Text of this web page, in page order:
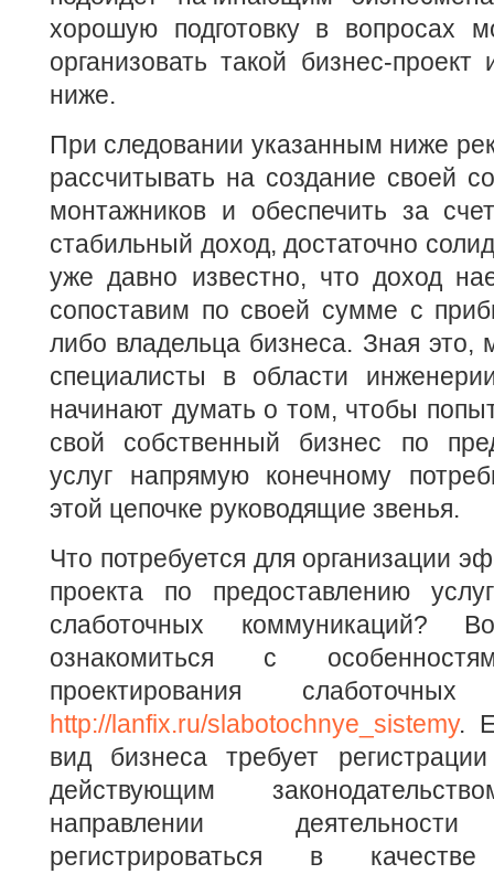
хорошую подготовку в вопросах
организовать такой бизнес-проект
ниже.
При следовании указанным ниже
рассчитывать на создание своей
монтажников и обеспечить за
стабильный доход, достаточно
уже давно известно, что доход
сопоставим по своей сумме с
либо владельца бизнеса. Зная это,
специалисты в области
начинают думать о том, чтобы
свой собственный бизнес по
услуг напрямую конечному
этой цепочке руководящие звенья.
Что потребуется для организации
проекта по предоставлению
слаботочных коммуникаций?
ознакомиться с
проектирования
http://lanfix.ru/slabotochnye_sistemy.
вид бизнеса требует
действующим
направлении деятельности
регистрироваться в качестве